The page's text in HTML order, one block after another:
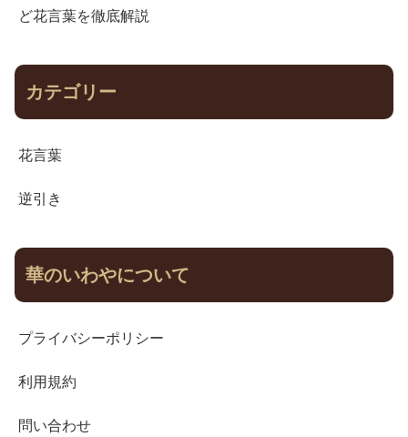
ど花言葉を徹底解説
カテゴリー
花言葉
逆引き
華のいわやについて
プライバシーポリシー
利用規約
問い合わせ